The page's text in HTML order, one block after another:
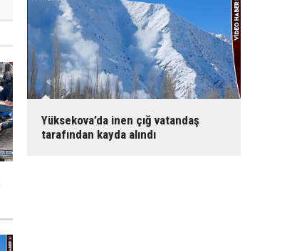
Yüksekova’da inen çığ vatandaş
tarafından kayda alındı